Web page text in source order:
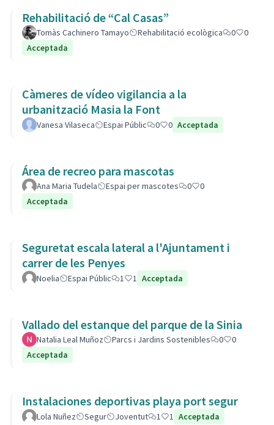
Rehabilitació de “Cal Casas”
Tomàs Cachinero Tamayo Rehabilitació ecològica 0
0
Acceptada
Càmeres de vídeo vigilancia a la
urbanització Masia la Font
Vanesa Vilaseca Espai Públic 0 0 Acceptada
Área de recreo para mascotas
Ana Maria Tudela Espai per mascotes 0
0
Acceptada
Seguretat escala lateral a l'Ajuntament i
carrer de les Penyes
Noelia Espai Públic 1 1 Acceptada
Vallado del estanque del parque de la Sinia
Natalia Leal Muñoz Parcs i Jardins Sostenibles 0
0
Acceptada
Instalaciones deportivas playa port segur
Lola Nuñez Segur Joventut 1 1 Acceptada